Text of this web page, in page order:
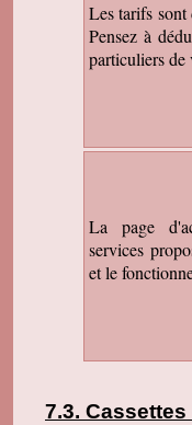
Les tarifs sont
Pensez à
particuliers de
La page
services
et le